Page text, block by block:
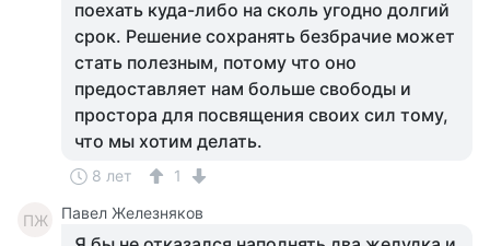
поехать куда-либо на сколь угодно долгий
срок. Решение сохранять безбрачие может
стать полезным, потому что оно
предоставляет нам больше свободы и
простора для посвящения своих сил тому,
что мы хотим делать.
8 лет 1
ПЖ Павел Железняков